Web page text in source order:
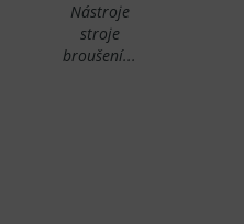
Nástroje
stroje
broušení...